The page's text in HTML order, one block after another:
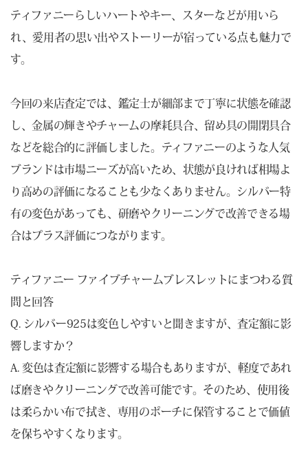
ティファニーらしいハートやキー、スターなどが用いら
れ、愛用者の思い出やストーリーが宿っている点も魅力で
す。
今回の来店査定では、鑑定士が細部まで丁寧に状態を確認
し、金属の輝きやチャームの摩耗具合、留め具の開閉具合
などを総合的に評価しました。ティファニーのような人気
ブランドは市場ニーズが高いため、状態が良ければ相場よ
り高めの評価になることも少なくありません。シルバー特
有の変色があっても、研磨やクリーニングで改善できる場
合はプラス評価につながります。
ティファニー ファイブチャームブレスレットにまつわる質
問と回答
Q. シルバー925は変色しやすいと聞きますが、査定額に影
響しますか？
A. 変色は査定額に影響する場合もありますが、軽度であれ
ば磨きやクリーニングで改善可能です。そのため、使用後
は柔らかい布で拭き、専用のポーチに保管することで価値
を保ちやすくなります。